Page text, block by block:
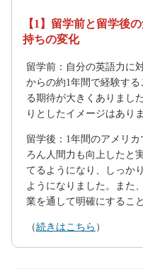
【1】留学前と留学後
持ちの変化
留学前：自分の英語力に
からの約1年間で経験す
る期待が大きくありまし
りとしたイメージはあり
留学後：1年間のアメリ
ろん人間力も向上したと
てるようになり、しっか
ようになりました。また
業を通して明確にするこ
（続きはこちら ）